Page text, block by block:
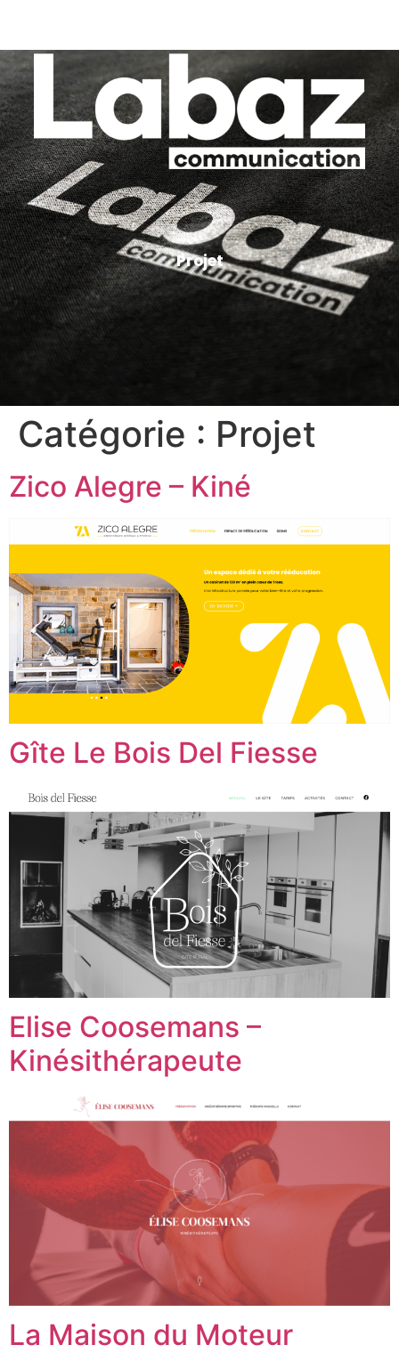
Projet
Catégorie : Projet
Zico Alegre – Kiné
Gîte Le Bois Del Fiesse
Elise Coosemans –
Kinésithérapeute
La Maison du Moteur